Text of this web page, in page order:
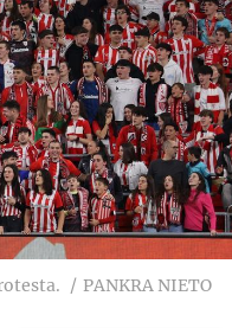
PANKRA NIETO